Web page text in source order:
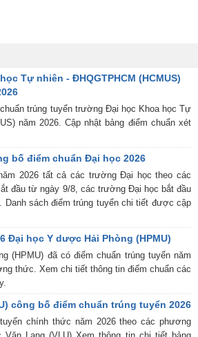
Tự nhiên - ĐHQGTPHCM (HCMUS)
trúng tuyển trường Đại học Khoa học Tự
năm 2026. Cập nhật bảng điểm chuẩn xét
bố điểm chuẩn Đại học 2026
2026 tất cả các trường Đại học theo các
đầu từ ngày 9/8, các trường Đại học bắt đầu
Danh sách điểm trúng tuyển chi tiết được cập
Đại học Y dược Hải Phòng (HPMU)
(HPMU) đã có điểm chuẩn trúng tuyển năm
thức. Xem chi tiết thông tin điểm chuẩn các
công bố điểm chuẩn trúng tuyển 2026
chính thức năm 2026 theo các phương